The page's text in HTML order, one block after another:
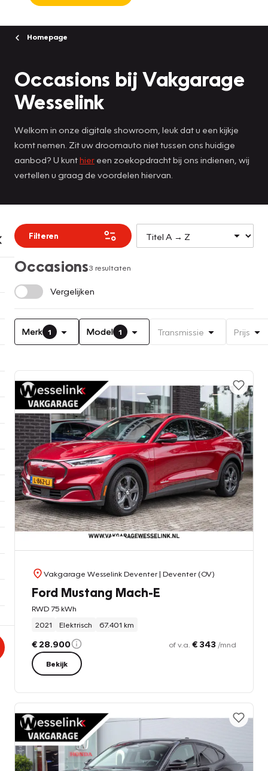
Homepage
Occasions bij Vakgarage
Wesselink
Welkom in onze digitale showroom, leuk dat u een kijkje
komt nemen. Zit uw droomauto niet tussen ons huidige
aanbod? U kunthier een zoekopdracht bij ons indienen, wij
vertellen u graag de voordelen hiervan.
Filteren
Occasions3 resultaten
Vergelijken
Merk 1 Model 1 Transmissie Prijs
Vakgarage Wesselink Deventer| Deventer (OV)
Ford Mustang Mach-E
RWD 75 kWh
2021
Elektrisch 67.401 km
€ 28.900 of v.a. € 343 /mnd
Bekijk